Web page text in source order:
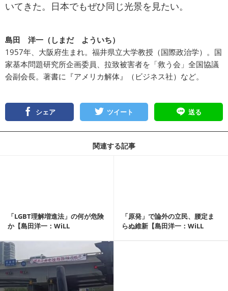
いてきた。日本でもぜひ同じ光景を見たい。
島田 洋一（しまだ よういち）
1957年、大阪府生まれ。福井県立大学教授（国際政治学）。国
家基本問題研究所企画委員、拉致被害者を「救う会」全国協議
会副会長。著書に『アメリカ解体』（ビジネス社）など。
シェア ツイート 送る
関連する記事
「LGBT理解増進法」の何が危険
か【島田洋一：WiLL
「原発」で論外の立民、腰定ま
らぬ維新【島田洋一：WiLL
記事を読む